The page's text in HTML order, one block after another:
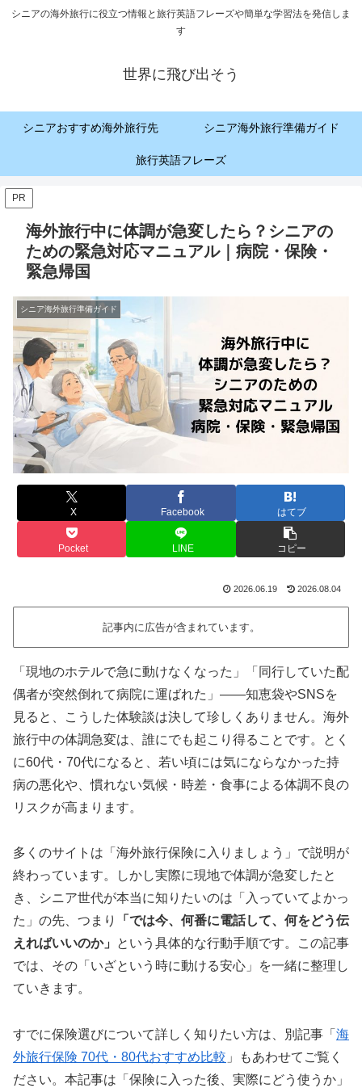
シニアの海外旅行に役立つ情報と旅行英語フレーズや簡単な学習法を発信しま
す
世界に飛び出そう
シニアおすすめ海外旅行先 シニア海外旅行準備ガイド
旅行英語フレーズ
PR
海外旅行中に体調が急変したら？シニアの
ための緊急対応マニュアル｜病院・保険・
緊急帰国
シニア海外旅行準備ガイド
X Facebook はてブ
Pocket LINE コピー
2026.06.19 2026.08.04
記事内に広告が含まれています。
「現地のホテルで急に動けなくなった」「同行していた配
偶者が突然倒れて病院に運ばれた」——知恵袋やSNSを
見ると、こうした体験談は決して珍しくありません。海外
旅行中の体調急変は、誰にでも起こり得ることです。とく
に60代・70代になると、若い頃には気にならなかった持
病の悪化や、慣れない気候・時差・食事による体調不良の
リスクが高まります。
多くのサイトは「海外旅行保険に入りましょう」で説明が
終わっています。しかし実際に現地で体調が急変したと
き、シニア世代が本当に知りたいのは「入っていてよかっ
た」の先、つまり
「では今、何番に電話して、何をどう伝
えればいいのか」
という具体的な行動手順です。この記事
では、その「いざという時に動ける安心」を一緒に整理し
ていきます。
すでに保険選びについて詳しく知りたい方は、別記事「 海
外旅行保険 70代・80代おすすめ比較 」もあわせてご覧く
ださい。本記事は「保険に入った後、実際にどう使うか」